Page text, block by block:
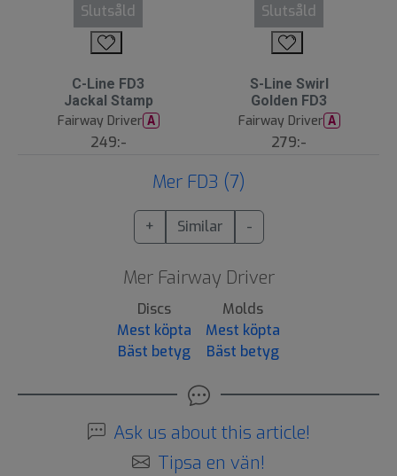
Slutsåld
C-Line FD3
Jackal Stamp
Fairway Driver A
249:-
Slutsåld
S-Line Swirl
Golden FD3
Fairway Driver A
279:-
Mer FD3 (7)
+ Similar -
Mer Fairway Driver
Discs
Mest köpta
Bäst betyg
Molds
Mest köpta
Bäst betyg
Ask us about this article!
Tipsa en vän!